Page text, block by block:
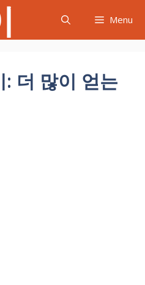
Menu
더 많이 얻는